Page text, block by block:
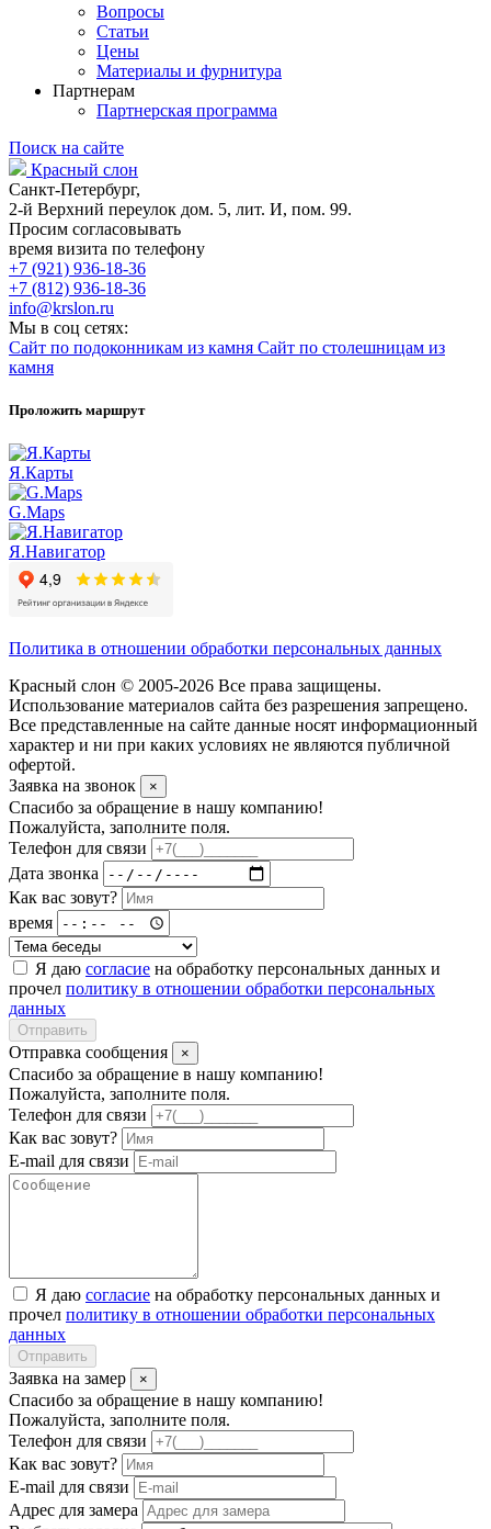
Вопросы
Статьи
Цены
Материалы и фурнитура
Партнерам
Партнерская программа
Поиск на сайте
Красный слон
Санкт-Петербург,
2-й Верхний переулок дом. 5, лит. И, пом. 99.
Просим согласовывать
время визита по телефону
+7 (921) 936-18-36
+7 (812) 936-18-36
info@krslon.ru
Мы в соц сетях:
Сайт по подоконникам из камня Сайт по столешницам из
камня
Проложить маршрут
Я.Карты
G.Maps
Я.Навигатор
Политика в отношении обработки персональных данных
Красный слон © 2005-2026 Все права защищены.
Использование материалов сайта без разрешения запрещено.
Все представленные на сайте данные носят информационный
характер и ни при каких условиях не являются публичной
офертой.
Заявка на звонок
×
Спасибо за обращение в нашу компанию!
Пожалуйста, заполните поля.
Телефон для связи
Дата звонка
Как вас зовут?
время
Я даю согласие на обработку персональных данных и
прочел политику в отношении обработки персональных
данных
Отправить
Отправка сообщения ×
Спасибо за обращение в нашу компанию!
Пожалуйста, заполните поля.
Телефон для связи
Как вас зовут?
E-mail для связи
Я даю согласие на обработку персональных данных и
прочел политику в отношении обработки персональных
данных
Отправить
Заявка на замер ×
Спасибо за обращение в нашу компанию!
Пожалуйста, заполните поля.
Телефон для связи
Как вас зовут?
E-mail для связи
Адрес для замера